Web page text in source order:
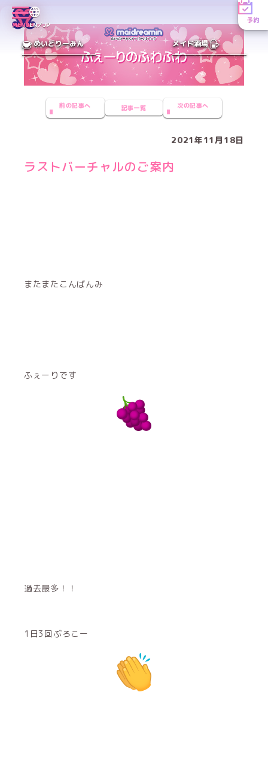
MENUEN／JP
予約
めいどりーみん メイド酒場
前の記事へ 記事一覧 次の記事へ
2021年11月18日
ラストバーチャルのご案内
またまたこんばんみ
ふぇーりです
過去最多！！
1日3回ぶろこー